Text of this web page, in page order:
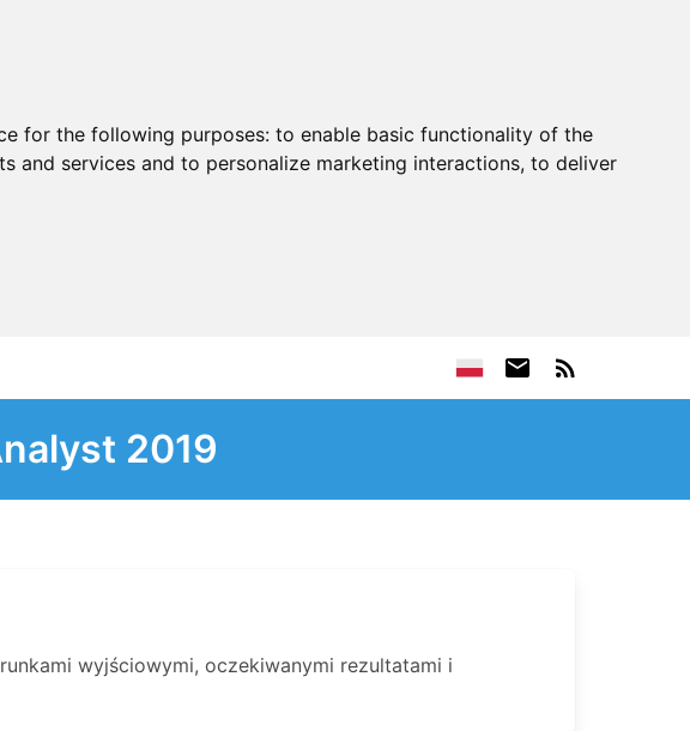
for the following purposes: to enable basic functionality of the
and services and to personalize marketing interactions, to deliver
2019
wyjściowymi, oczekiwanymi rezultatami i